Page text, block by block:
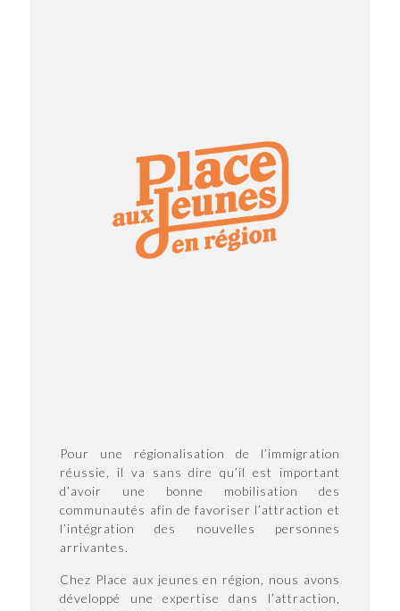
Pour une régionalisation de l’immigration
réussie, il va sans dire qu’il est important
d’avoir une bonne mobilisation des
communautés afin de favoriser l’attraction et
l’intégration des nouvelles personnes
arrivantes.
Chez Place aux jeunes en région, nous avons
développé une expertise dans l’attraction,